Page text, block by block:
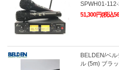
SPWH01-
51,300円(税込
BELDEN/ベ
ル (5m) ブラ